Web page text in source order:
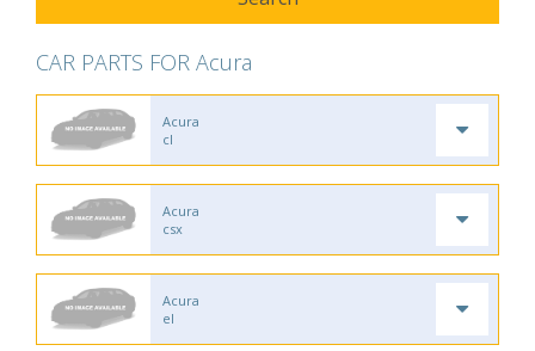
CAR PARTS FOR Acura
Acura
cl
Acura
csx
Acura
el